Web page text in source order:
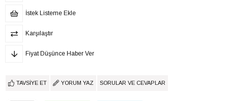
İstek Listeme Ekle
Karşılaştır
Fiyat Düşünce Haber Ver
TAVSIYE ET YORUM YAZ SORULAR VE CEVAPLAR